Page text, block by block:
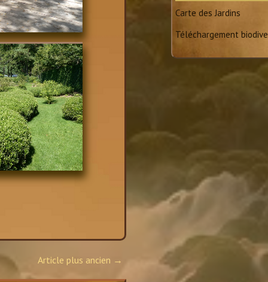
Article plus ancien →
Carte des Jardins
Téléchargement